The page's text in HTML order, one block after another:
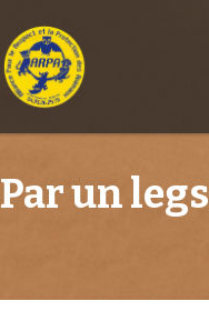
Par un legs